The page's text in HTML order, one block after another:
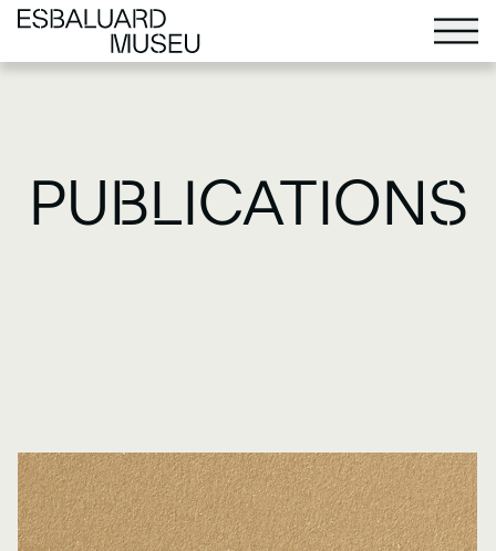
PUBLICATIONS